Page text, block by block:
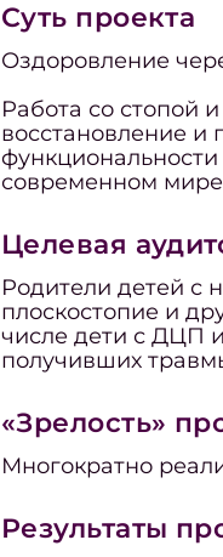
Суть проекта
Оздоровление
Работа со стопой
восстановление и
современном
Целевая
Родители детей с
плоскостопие и
числе дети с ДЦП
получивших
«Зрелость»
Многократно
Результаты